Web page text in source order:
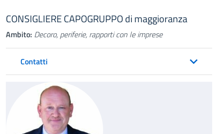
CONSIGLIERE CAPOGRUPPO di maggioranza
Ambito: Decoro, periferie, rapporti con le imprese
Contatti